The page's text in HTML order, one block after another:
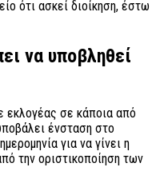
ότι ασκεί διοίκηση, έστω
να υποβληθεί
εκλογέας σε κάποια από
ένσταση στο
για να γίνει η
την οριστικοποίηση των